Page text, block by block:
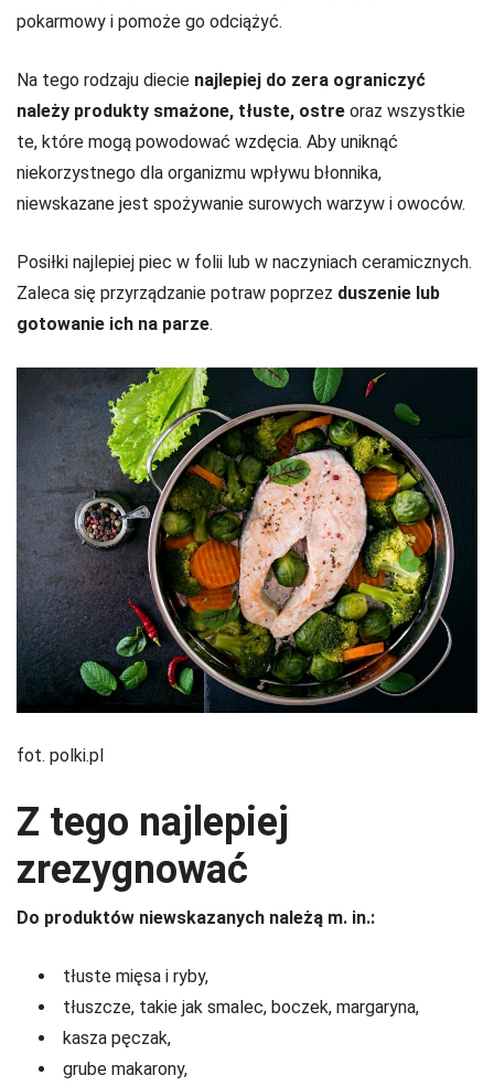
pokarmowy i pomoże go odciążyć.
Na tego rodzaju diecie najlepiej do zera ograniczyć
należy produkty smażone, tłuste, ostre oraz wszystkie
te, które mogą powodować wzdęcia. Aby uniknąć
niekorzystnego dla organizmu wpływu błonnika,
niewskazane jest spożywanie surowych warzyw i owoców.
Posiłki najlepiej piec w folii lub w naczyniach ceramicznych.
Zaleca się przyrządzanie potraw poprzez duszenie lub
gotowanie ich na parze.
fot. polki.pl
Z tego najlepiej
zrezygnować
Do produktów niewskazanych należą m. in.:
tłuste mięsa i ryby,
tłuszcze, takie jak smalec, boczek, margaryna,
kasza pęczak,
grube makarony,